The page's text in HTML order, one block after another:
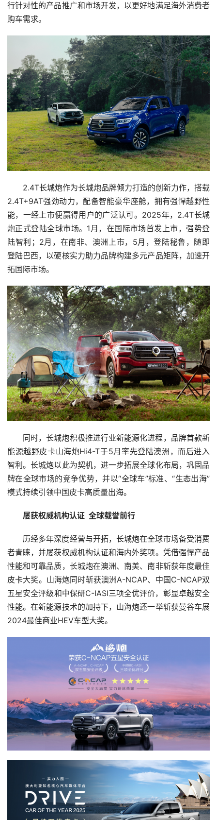
行针对性的产品推广和市场开发，以更好地满足海外消费者
购车需求。
2.4T长城炮作为长城炮品牌倾力打造的创新力作，搭载
2.4T+9AT强劲动力，配备智能豪华座舱，拥有强悍越野性
能，一经上市便赢得用户的广泛认可。2025年，2.4T长城
炮正式登陆全球市场。1月，在国际市场首发上市，强势登
陆智利；2月，在南非、澳洲上市，5月，登陆秘鲁，随即
登陆巴西，以硬核实力助力品牌构建多元产品矩阵，加速开
拓国际市场。
同时，长城炮积极推进行业新能源化进程，品牌首款新
能源越野皮卡山海炮Hi4-T于5月率先登陆澳洲，而后进入
智利。长城炮以此为契机，进一步拓展全球化布局，巩固品
牌在全球市场的竞争优势，并以“全球车”标准、“生态出海”
模式持续引领中国皮卡高质量出海。
屡获权威机构认证 全球载誉前行
历经多年深度经营与开拓，长城炮在全球市场备受消费
者青睐，并屡获权威机构认证和海内外奖项。凭借强悍产品
性能和可靠品质，长城炮在澳洲、南美、南非斩获年度最佳
皮卡大奖。山海炮同时斩获澳洲A-NCAP、中国C-NCAP双
五星安全评级和中保研C-IASI三项全优评价，彰显卓越安全
性能。在新能源技术的加持下，山海炮还一举斩获曼谷车展
2024最佳商业HEV车型大奖。